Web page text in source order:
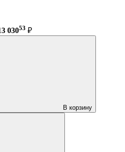
03053 ₽
В корзину